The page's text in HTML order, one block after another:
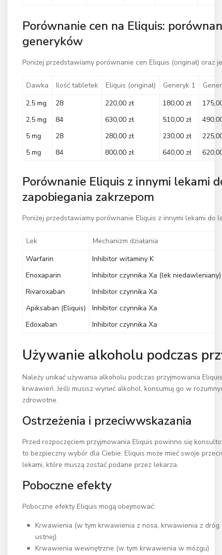
Porównanie cen na Eliquis:
generyków
Poniżej przedstawiamy porównanie cen Eliquis (originał) oraz
Dawka Ilość tabletek Eliquis (originał) Generyk 1
2,5 mg
28 220,00 zł 180,00 zł
2,5 mg
84 630,00 zł 510,00 zł
5 mg
28 280,00 zł 230,00 zł
5 mg
84 800,00 zł 640,00 zł
Porównanie Eliquis z innymi lekami
zapobiegania zakrzepom
Poniżej przedstawiamy porównanie Eliquis z innymi lekami do
Lek
Mechanizm działania
Warfarin
Inhibitor witaminy K
Enoxaparin
Inhibitor czynnika Xa (lek niedawleniany)
Rivaroxaban
Inhibitor czynnika Xa
Apiksaban (Eliquis)
Inhibitor czynnika Xa
Edoxaban
Inhibitor czynnika Xa
Używanie alkoholu podczas
Należy unikać używania alkoholu podczas przyjmowania
krwawień. Jeśli musisz wyпиć alkohol, konsumuj go w
zdrowotne.
Ostrzeżenia i przeciwwskazania
Przed rozpoczęciem przyjmowania Eliquis powinno się
to bezpieczny wybór dla Ciebie. Eliquis może mieć swoje
lekami, które muszą zostać podane przez lekarza.
Poboczne efekty
Poboczne efekty Eliquis mogą obejmować:
Krwawienia (w tym krwawienia z nosa, krwawienia z
ustnej)
Krwawienia wewnętrzne (w tym krwawienia w mózgu)